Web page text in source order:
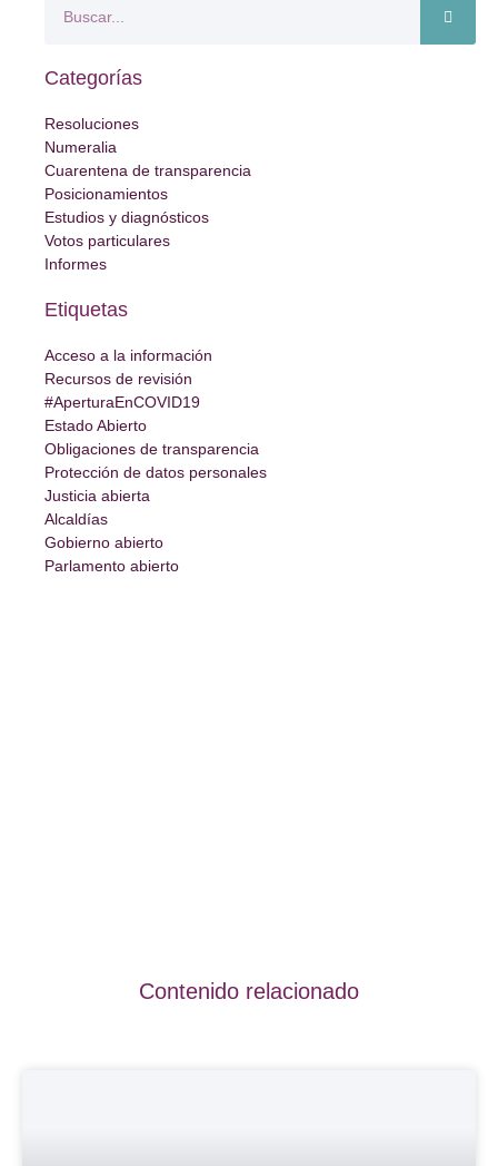
Categorías
Resoluciones
Numeralia
Cuarentena de transparencia
Posicionamientos
Estudios y diagnósticos
Votos particulares
Informes
Etiquetas
Acceso a la información
Recursos de revisión
#AperturaEnCOVID19
Estado Abierto
Obligaciones de transparencia
Protección de datos personales
Justicia abierta
Alcaldías
Gobierno abierto
Parlamento abierto
Contenido relacionado